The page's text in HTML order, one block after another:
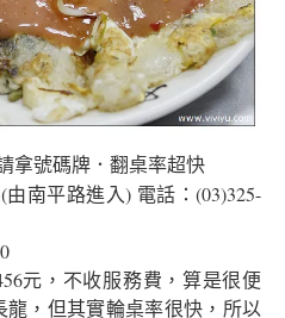
拿號碼牌．翻桌率超快
南平路進入) 電話：(03)325-
元，不收服務費，算是很便
，但其實輪桌率很快，所以